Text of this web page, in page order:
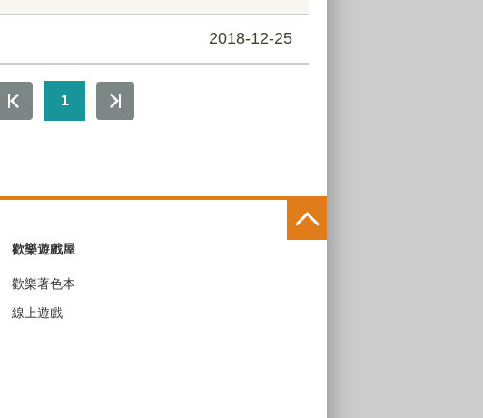
2018-12-25
1
歡樂遊戲屋
歡樂著色本
線上遊戲